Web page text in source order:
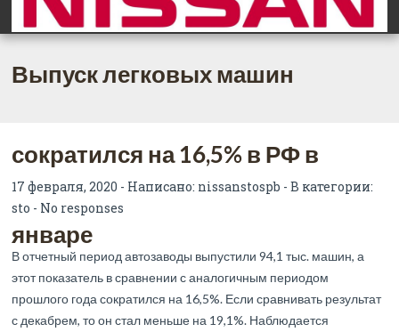
Выпуск легковых машин
сократился на 16,5% в РФ в
январе
17 февраля, 2020 - Написано: nissanstospb - В категории:
sto - No responses
В отчетный период автозаводы выпустили 94,1 тыс. машин, а
этот показатель в сравнении с аналогичным периодом
прошлого года сократился на 16,5%. Если сравнивать результат
с декабрем, то он стал меньше на 19,1%. Наблюдается